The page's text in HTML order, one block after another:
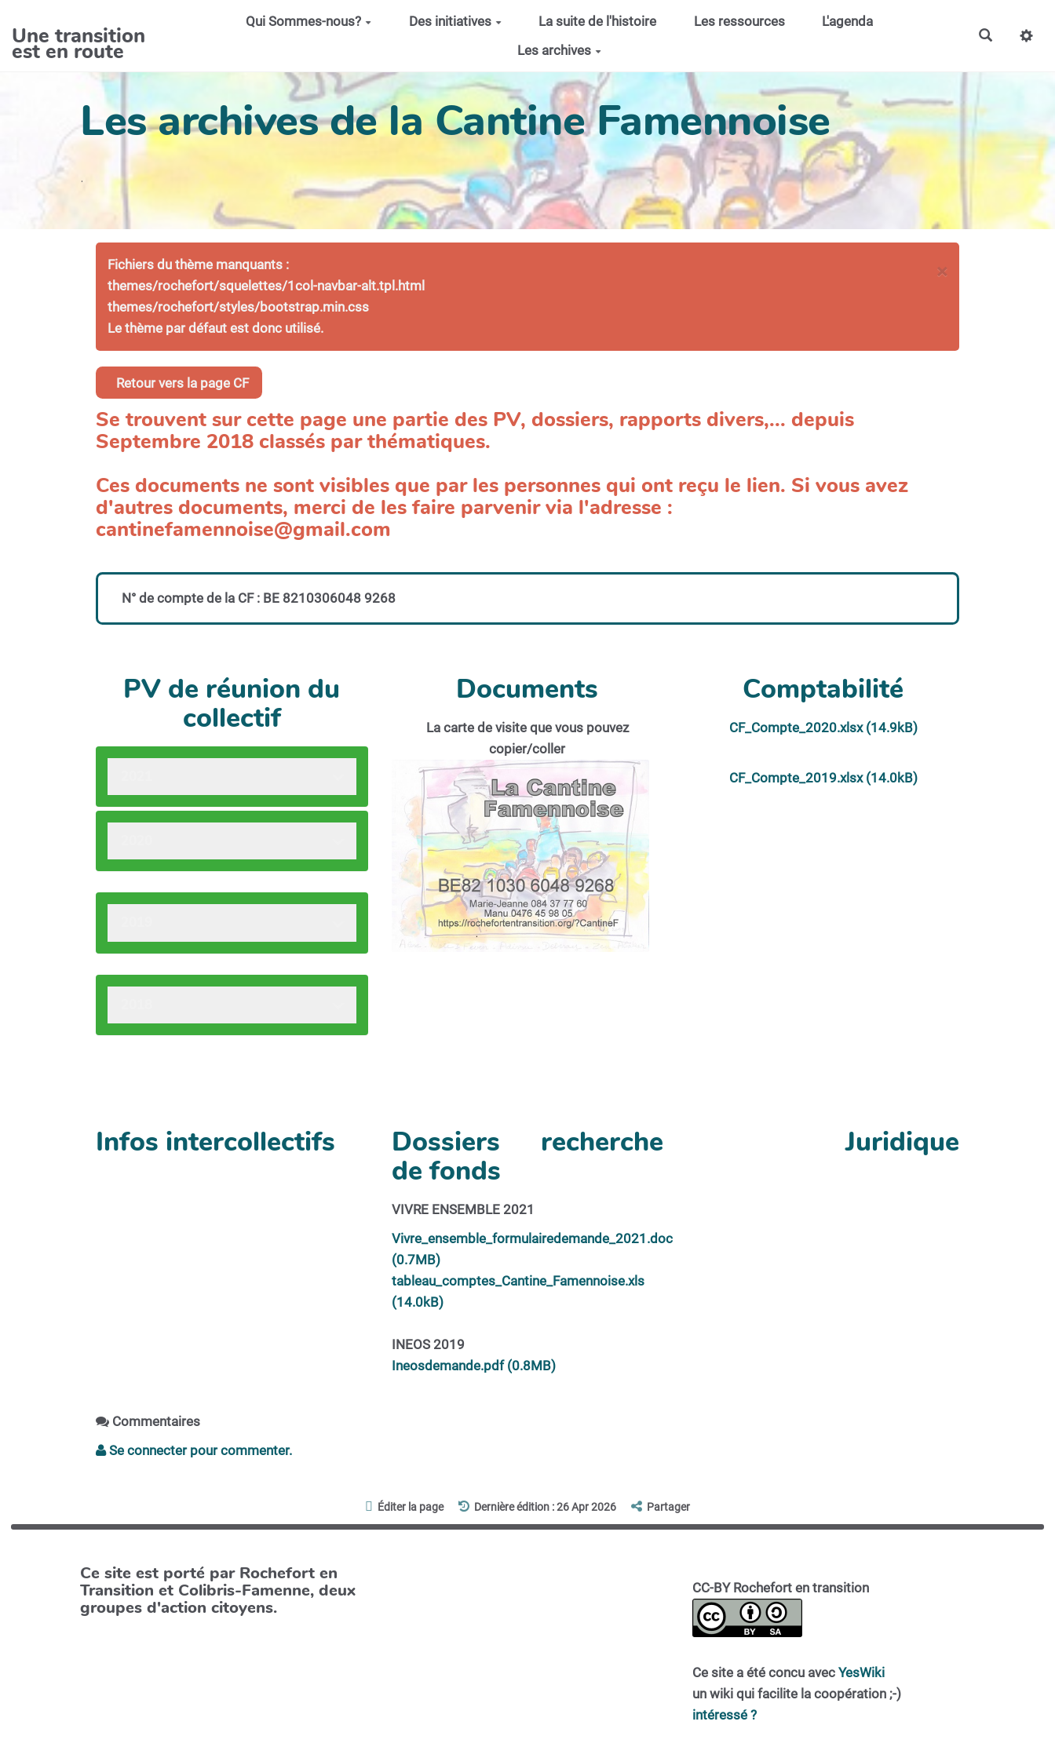
Une transition
est en route
Qui Sommes-nous? Des initiatives La suite de l'histoire Les ressources
L'agenda
Les archives
Les archives de la Cantine Famennoise
.
×
Fichiers du thème manquants :
themes/rochefort/squelettes/1col-navbar-alt.tpl.html
themes/rochefort/styles/bootstrap.min.css
Le thème par défaut est donc utilisé.
Retour vers la page CF
Se trouvent sur cette page une partie des PV, dossiers, rapports divers,... depuis
Septembre 2018 classés par thématiques.
Ces documents ne sont visibles que par les personnes qui ont reçu le lien. Si vous avez
d'autres documents, merci de les faire parvenir via l'adresse :
cantinefamennoise@gmail.com
N° de compte de la CF: BE 8210306048 9268
PV de réunion du
collectif
Documents
La carte de visite que vous pouvez
copier/coller
Comptabilité
CF_Compte_2020.xlsx (14.9kB)
CF_Compte_2019.xlsx (14.0kB)
Infos intercollectifs
Dossiers recherche
de fonds
VIVRE ENSEMBLE 2021
Vivre_ensemble_formulairedemande_2021.doc
(0.7MB)
tableau_comptes_Cantine_Famennoise.xls
(14.0kB)
INEOS 2019
Ineosdemande.pdf (0.8MB)
Juridique
Commentaires
Se connecter pour commenter.
Éditer la page Dernière édition : 26 Apr 2026 Partager
Ce site est porté par Rochefort en
Transition et Colibris-Famenne, deux
groupes d'action citoyens.
CC-BY Rochefort en transition
Ce site a été concu avec YesWiki
un wiki qui facilite la coopération ;-)
intéressé ?